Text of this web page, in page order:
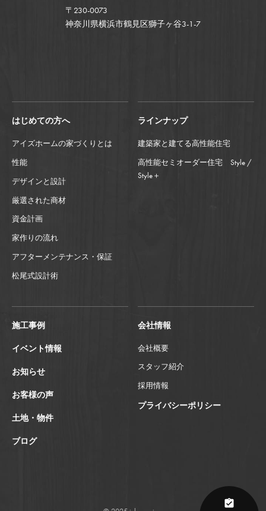
〒230-0073
神奈川県横浜市鶴見区獅子ヶ谷3-1-7
はじめての方へ
アイズホームの家づくりとは
性能
デザインと設計
厳選された商材
資金計画
家作りの流れ
アフターメンテナンス・保証
松尾式設計術
ラインナップ
建築家と建てる高性能住宅
高性能セミオーダー住宅 Style /
Style＋
施工事例
イベント情報
お知らせ
お客様の声
土地・物件
ブログ
会社情報
会社概要
スタッフ紹介
採用情報
プライバシーポリシー